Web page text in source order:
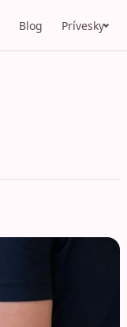
Blog Prívesky